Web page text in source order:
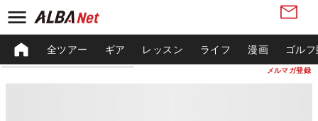
メルマガ登録
全ツアー ギア レッスン ライフ 漫画 ゴル